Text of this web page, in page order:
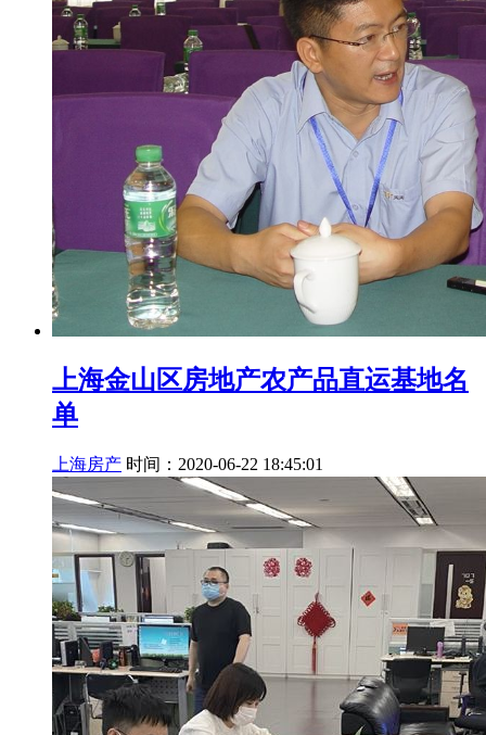
上海金山区房地产农产品直运基地名
单
上海房产 时间：2020-06-22 18:45:01